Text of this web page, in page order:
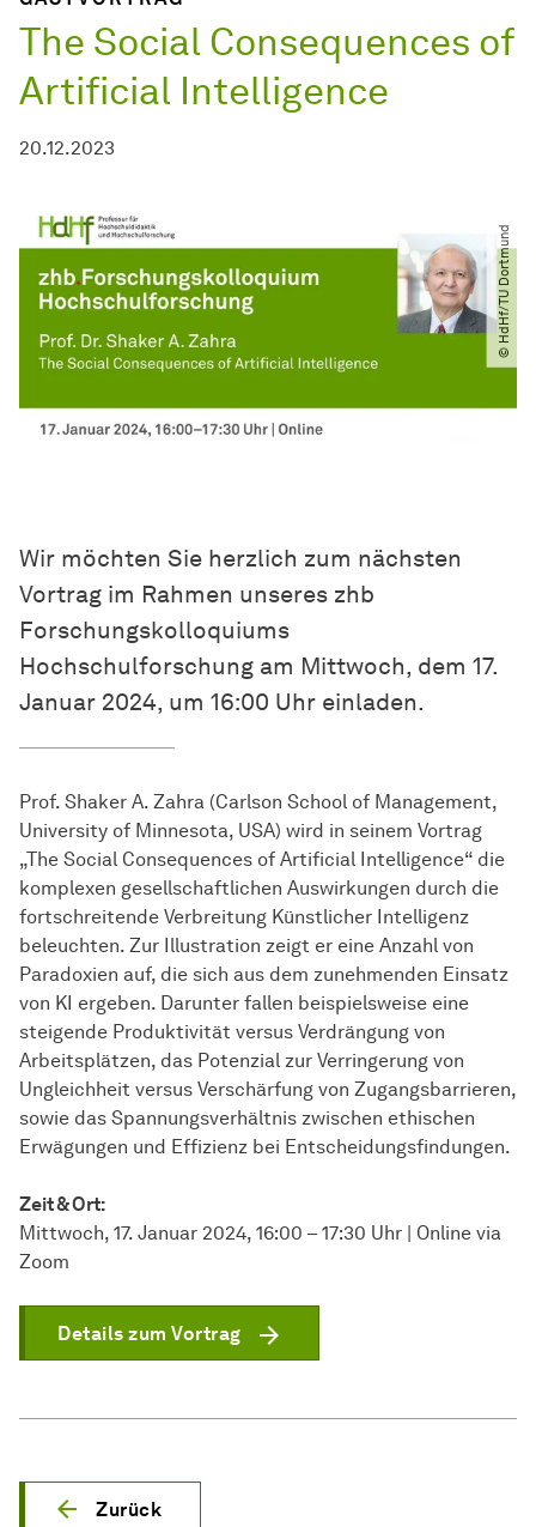
The Social Consequences of
Artificial Intelligence
20.12.2023
© HdHf​/​TU Dortmund
Wir möchten Sie herzlich zum nächsten
Vortrag im Rahmen unseres zhb
Forschungskolloquiums
Hochschulforschung am Mittwoch, dem 17.
Januar 2024, um 16:00 Uhr einladen.
Prof. Shaker A. Zahra (Carlson School of Management,
University of Minnesota, USA) wird in seinem Vortrag
„The Social Consequences of Artificial Intelligence“ die
komplexen gesellschaftlichen Auswirkungen durch die
fortschreitende Verbreitung Künstlicher Intelligenz
beleuchten. Zur Illustration zeigt er eine Anzahl von
Paradoxien auf, die sich aus dem zunehmenden Einsatz
von KI ergeben. Darunter fallen beispielsweise eine
steigende Produktivität versus Verdrängung von
Arbeitsplätzen, das Potenzial zur Verringerung von
Ungleichheit versus Verschärfung von Zugangsbarrieren,
sowie das Spannungsverhältnis zwischen ethischen
Erwägungen und Effizienz bei Entscheidungsfindungen.
Zeit & Ort:
Mittwoch, 17. Januar 2024, 16:00 – 17:30 Uhr | Online via
Zoom
Details zum Vortrag
Zurück